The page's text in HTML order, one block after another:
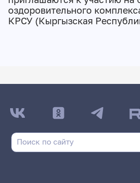
оздоровительного
КРСУ (Кыргызская